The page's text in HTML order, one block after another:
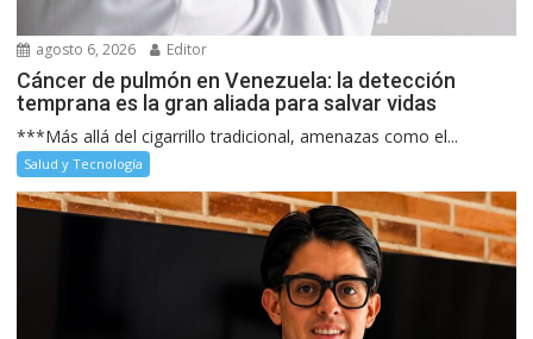
agosto 6, 2026 Editor
Cáncer de pulmón en Venezuela: la detección
temprana es la gran aliada para salvar vidas
***Más allá del cigarrillo tradicional, amenazas como el...
Salud y Tecnología